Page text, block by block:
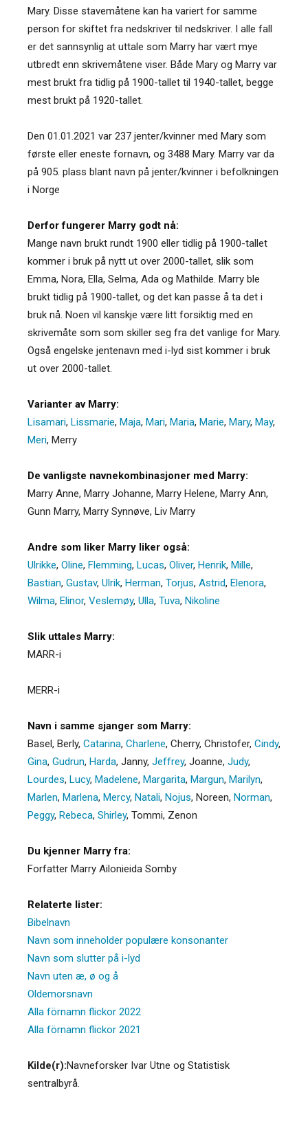
Mary. Disse stavemåtene kan ha variert for samme
person for skiftet fra nedskriver til nedskriver. I alle fall
er det sannsynlig at uttale som Marry har vært mye
utbredt enn skrivemåtene viser. Både Mary og Marry var
mest brukt fra tidlig på 1900-tallet til 1940-tallet, begge
mest brukt på 1920-tallet.
Den 01.01.2021 var 237 jenter/kvinner med Mary som
første eller eneste fornavn, og 3488 Mary. Marry var da
på 905. plass blant navn på jenter/kvinner i befolkningen
i Norge
Derfor fungerer Marry godt nå:
Mange navn brukt rundt 1900 eller tidlig på 1900-tallet
kommer i bruk på nytt ut over 2000-tallet, slik som
Emma, Nora, Ella, Selma, Ada og Mathilde. Marry ble
brukt tidlig på 1900-tallet, og det kan passe å ta det i
bruk nå. Noen vil kanskje være litt forsiktig med en
skrivemåte som som skiller seg fra det vanlige for Mary.
Også engelske jentenavn med i-lyd sist kommer i bruk
ut over 2000-tallet.
Varianter av Marry:
Lisamari, Lissmarie, Maja, Mari, Maria, Marie, Mary, May,
Meri, Merry
De vanligste navnekombinasjoner med Marry:
Marry Anne, Marry Johanne, Marry Helene, Marry Ann,
Gunn Marry, Marry Synnøve, Liv Marry
Andre som liker Marry liker også:
Ulrikke, Oline, Flemming, Lucas, Oliver, Henrik, Mille,
Bastian, Gustav, Ulrik, Herman, Torjus, Astrid, Elenora,
Wilma, Elinor, Veslemøy, Ulla, Tuva, Nikoline
Slik uttales Marry:
MARR-i
MERR-i
Navn i samme sjanger som Marry:
Basel, Berly, Catarina, Charlene, Cherry, Christofer, Cindy,
Gina, Gudrun, Harda, Janny, Jeffrey, Joanne, Judy,
Lourdes, Lucy, Madelene, Margarita, Margun, Marilyn,
Marlen, Marlena, Mercy, Natali, Nojus, Noreen, Norman,
Peggy, Rebeca, Shirley, Tommi, Zenon
Du kjenner Marry fra:
Forfatter Marry Ailonieida Somby
Relaterte lister:
Bibelnavn
Navn som inneholder populære konsonanter
Navn som slutter på i-lyd
Navn uten æ, ø og å
Oldemorsnavn
Alla förnamn flickor 2022
Alla förnamn flickor 2021
Kilde(r):Navneforsker Ivar Utne og Statistisk
sentralbyrå.